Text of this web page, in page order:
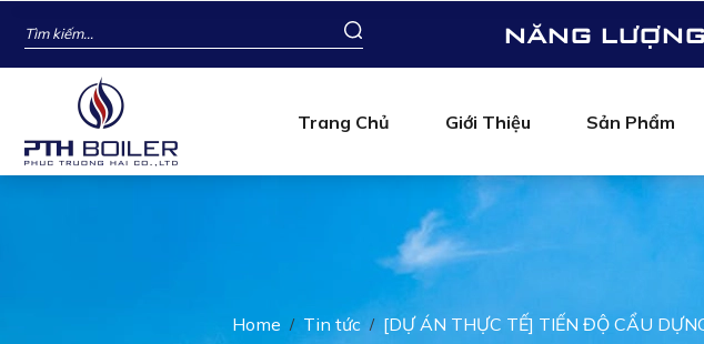
NĂNG
Trang Chủ Giới Thiệu Sản Phẩm
Home Tin tức [DỰ ÁN THỰC TẾ] TIẾN ĐỘ CẨU